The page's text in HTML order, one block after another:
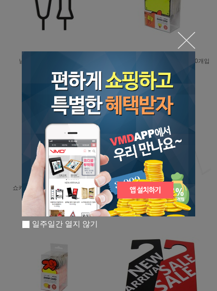
남자/여자(입체사인) (1476)
7,000원
쇼카드(푯말손/공백) (4063) 100개입
26,600원
쇼카드(구름/엄지손/공백) (4064)
100개입
43,050원
미니배너-1530/1842
5,500원
일주일간 열지 않기